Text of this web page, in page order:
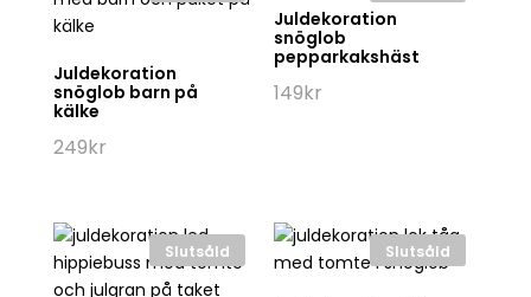
Juldekoration
snöglob barn på
kälke
249kr
Juldekoration
snöglob
pepparkakshäst
149kr
Slutsåld Slutsåld